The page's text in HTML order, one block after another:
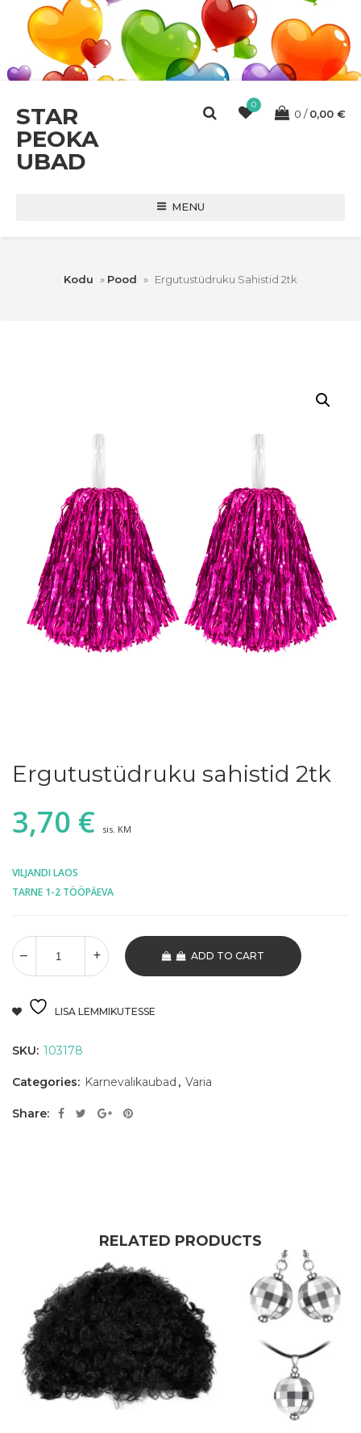
STAR
PEOKA
UBAD
0
0 0,00 €
MENU
Kodu » Pood » Ergutustüdruku Sahistid 2tk
Ergutustüdruku sahistid 2tk
3,70 € sis. KM
VILJANDI LAOS
TARNE 1-2 TÖÖPÄEVA
ADD TO CART
LISA LEMMIKUTESSE
SKU: 103178
Categories: Karnevalikaubad , Varia
Share:
RELATED PRODUCTS